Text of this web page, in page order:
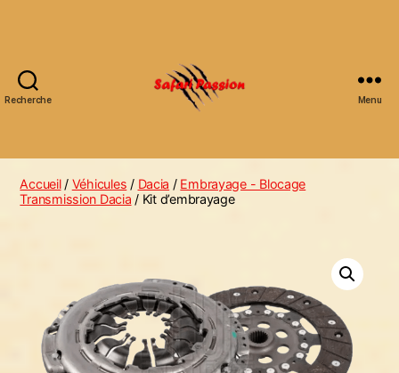
Recherche Menu
Accueil/ Véhicules / Dacia / Embrayage - Blocage
Transmission Dacia / Kit d’embrayage